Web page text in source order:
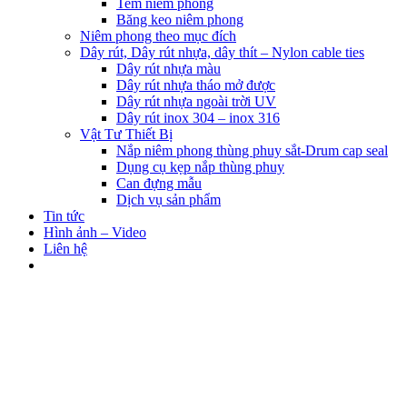
Tem niêm phong
Băng keo niêm phong
Niêm phong theo mục đích
Dây rút, Dây rút nhựa, dây thít – Nylon cable ties
Dây rút nhựa màu
Dây rút nhựa tháo mở được
Dây rút nhựa ngoài trời UV
Dây rút inox 304 – inox 316
Vật Tư Thiết Bị
Nắp niêm phong thùng phuy sắt-Drum cap seal
Dụng cụ kẹp nắp thùng phuy
Can đựng mẫu
Dịch vụ sản phẩm
Tin tức
Hình ảnh – Video
Liên hệ